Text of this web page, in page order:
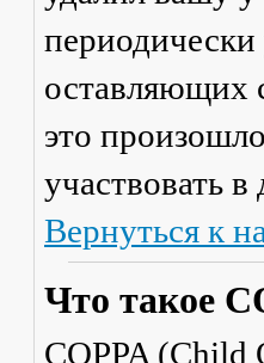
периодически
оставляющих
это
участвовать в
Вернуться к
Что такое
COPPA (Child